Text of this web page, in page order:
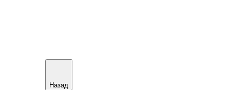
Назад